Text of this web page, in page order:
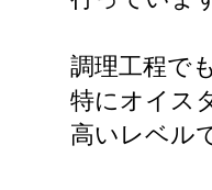
調理工程で
特にオイス
高いレベル